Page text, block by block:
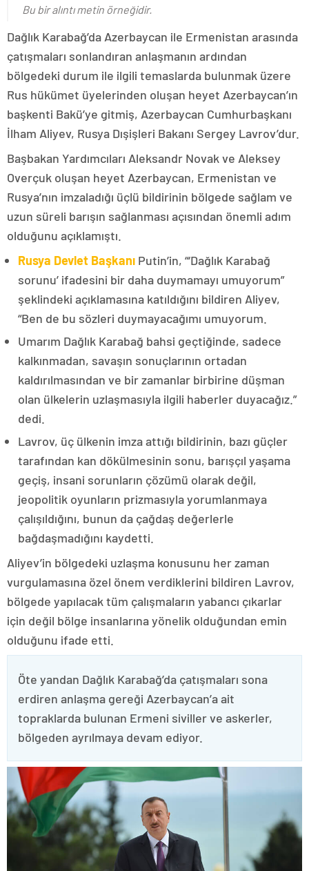
Bu bir alıntı metin örneğidir.
Dağlık Karabağ’da Azerbaycan ile Ermenistan arasında
çatışmaları sonlandıran anlaşmanın ardından
bölgedeki durum ile ilgili temaslarda bulunmak üzere
Rus hükümet üyelerinden oluşan heyet Azerbaycan’ın
başkenti Bakü’ye gitmiş, Azerbaycan Cumhurbaşkanı
İlham Aliyev, Rusya Dışişleri Bakanı Sergey Lavrov’dur.
Başbakan Yardımcıları Aleksandr Novak ve Aleksey
Overçuk oluşan heyet Azerbaycan, Ermenistan ve
Rusya’nın imzaladığı üçlü bildirinin bölgede sağlam ve
uzun süreli barışın sağlanması açısından önemli adım
olduğunu açıklamıştı.
Rusya Devlet Başkanı Putin’in, “‘Dağlık Karabağ
sorunu’ ifadesini bir daha duymamayı umuyorum”
şeklindeki açıklamasına katıldığını bildiren Aliyev,
“Ben de bu sözleri duymayacağımı umuyorum.
Umarım Dağlık Karabağ bahsi geçtiğinde, sadece
kalkınmadan, savaşın sonuçlarının ortadan
kaldırılmasından ve bir zamanlar birbirine düşman
olan ülkelerin uzlaşmasıyla ilgili haberler duyacağız.”
dedi.
Lavrov, üç ülkenin imza attığı bildirinin, bazı güçler
tarafından kan dökülmesinin sonu, barışçıl yaşama
geçiş, insani sorunların çözümü olarak değil,
jeopolitik oyunların prizmasıyla yorumlanmaya
çalışıldığını, bunun da çağdaş değerlerle
bağdaşmadığını kaydetti.
Aliyev’in bölgedeki uzlaşma konusunu her zaman
vurgulamasına özel önem verdiklerini bildiren Lavrov,
bölgede yapılacak tüm çalışmaların yabancı çıkarlar
için değil bölge insanlarına yönelik olduğundan emin
olduğunu ifade etti.
Öte yandan Dağlık Karabağ’da çatışmaları sona
erdiren anlaşma gereği Azerbaycan’a ait
topraklarda bulunan Ermeni siviller ve askerler,
bölgeden ayrılmaya devam ediyor.